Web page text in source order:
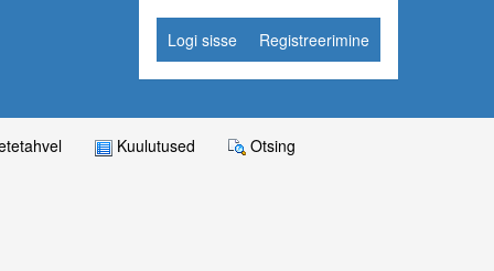
Logi sisse Registreerimine
Kuulutused Otsing